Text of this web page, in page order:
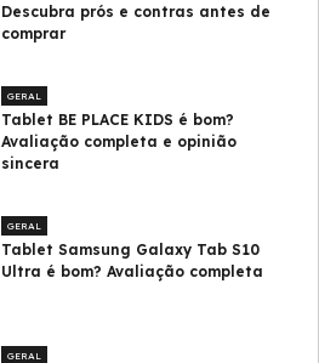
Descubra prós e contras antes de
comprar
GERAL
Tablet BE PLACE KIDS é bom?
Avaliação completa e opinião
sincera
GERAL
Tablet Samsung Galaxy Tab S10
Ultra é bom? Avaliação completa
GERAL